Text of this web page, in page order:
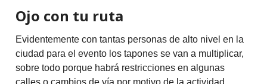
Ojo con tu ruta
Evidentemente con tantas personas de alto nivel en la
ciudad para el evento los tapones se van a multiplicar,
sobre todo porque habrá restricciones en algunas
calles o cambios de vía por motivo de la actividad.